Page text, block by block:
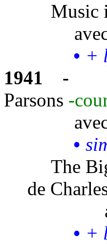
Music
• +
1941
-
Parsons -
•
The
de
• +